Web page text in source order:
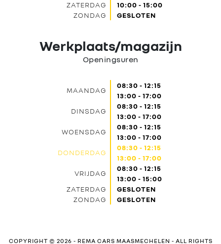
ZATERDAG
10:00 - 15:00
ZONDAG
GESLOTEN
Werkplaats/magazijn
Openingsuren
MAANDAG
08:30 - 12:15
13:00 - 17:00
DINSDAG
08:30 - 12:15
13:00 - 17:00
WOENSDAG
08:30 - 12:15
13:00 - 17:00
DONDERDAG
08:30 - 12:15
13:00 - 17:00
VRIJDAG
08:30 - 12:15
13:00 - 15:00
ZATERDAG
GESLOTEN
ZONDAG
GESLOTEN
COPYRIGHT © 2026 - REMA CARS MAASMECHELEN - ALL RIGHTS